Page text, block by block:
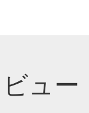
ュー